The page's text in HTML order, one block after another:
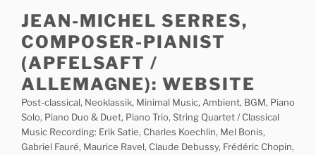
content
JEAN-MICHEL SERRES,
COMPOSER-PIANIST
(APFELSAFT /
ALLEMAGNE): WEBSITE
Post-classical, Neoklassik, Minimal Music, Ambient, BGM, Piano
Solo, Piano Duo & Duet, Piano Trio, String Quartet / Classical
Music Recording: Erik Satie, Charles Koechlin, Mel Bonis,
Gabriel Fauré, Maurice Ravel, Claude Debussy, Frédéric Chopin,